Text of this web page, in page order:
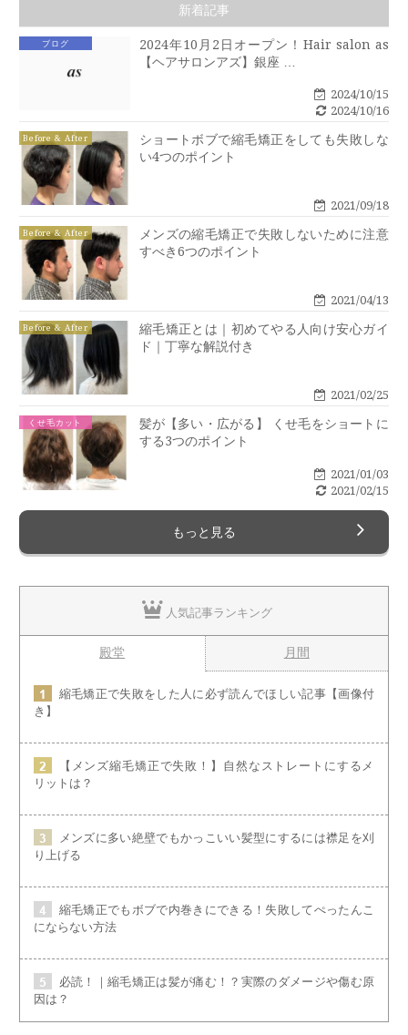
新着記事
ブログ
2024/10/15
2024/10/16
2024年10月2日オープン！Hair salon as
【ヘアサロンアズ】銀座 …
Before & After
2021/09/18
ショートボブで縮毛矯正をしても失敗しな
い4つのポイント
Before & After
2021/04/13
メンズの縮毛矯正で失敗しないために注意
すべき6つのポイント
Before & After
2021/02/25
縮毛矯正とは｜初めてやる人向け安心ガイ
ド｜丁寧な解説付き
くせ毛カット
2021/01/03
2021/02/15
髪が【多い・広がる】 くせ毛をショートに
する3つのポイント
もっと見る
人気記事ランキング
殿堂 月間
縮毛矯正で失敗をした人に必ず読んでほしい記事【画像付
き】
【メンズ縮毛矯正で失敗！】自然なストレートにするメ
リットは？
メンズに多い絶壁でもかっこいい髪型にするには襟足を刈
り上げる
縮毛矯正でもボブで内巻きにできる！失敗してぺったんこ
にならない方法
必読！｜縮毛矯正は髪が痛む！？実際のダメージや傷む原
因は？